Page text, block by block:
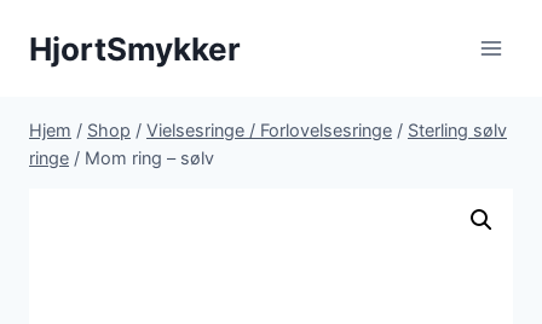
HjortSmykker
Hjem / Shop / Vielsesringe / Forlovelsesringe / Sterling sølv
ringe / Mom ring – sølv